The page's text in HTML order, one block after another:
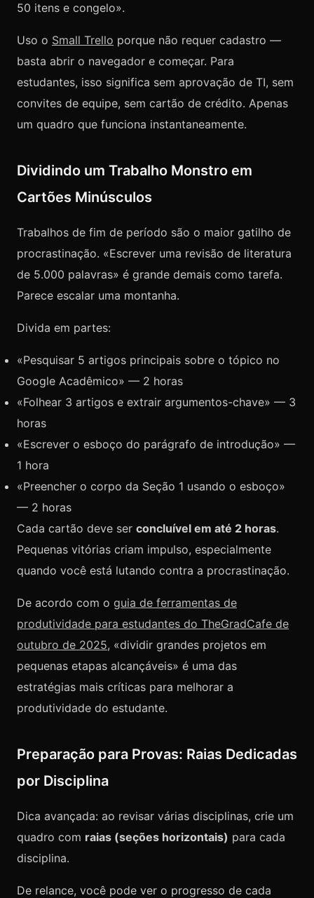
50 itens e congelo».
Uso o Small Trello porque não requer cadastro —
basta abrir o navegador e começar. Para
estudantes, isso significa sem aprovação de TI, sem
convites de equipe, sem cartão de crédito. Apenas
um quadro que funciona instantaneamente.
Dividindo um Trabalho Monstro em
Cartões Minúsculos
Trabalhos de fim de período são o maior gatilho de
procrastinação. «Escrever uma revisão de literatura
de 5.000 palavras» é grande demais como tarefa.
Parece escalar uma montanha.
Divida em partes:
«Pesquisar 5 artigos principais sobre o tópico no
Google Acadêmico» — 2 horas
«Folhear 3 artigos e extrair argumentos-chave» — 3
horas
«Escrever o esboço do parágrafo de introdução» —
1 hora
«Preencher o corpo da Seção 1 usando o esboço»
— 2 horas
Cada cartão deve ser concluível em até 2 horas.
Pequenas vitórias criam impulso, especialmente
quando você está lutando contra a procrastinação.
De acordo com o guia de ferramentas de
produtividade para estudantes do TheGradCafe de
outubro de 2025, «dividir grandes projetos em
pequenas etapas alcançáveis» é uma das
estratégias mais críticas para melhorar a
produtividade do estudante.
Preparação para Provas: Raias Dedicadas
por Disciplina
Dica avançada: ao revisar várias disciplinas, crie um
quadro com raias (seções horizontais) para cada
disciplina.
De relance, você pode ver o progresso de cada